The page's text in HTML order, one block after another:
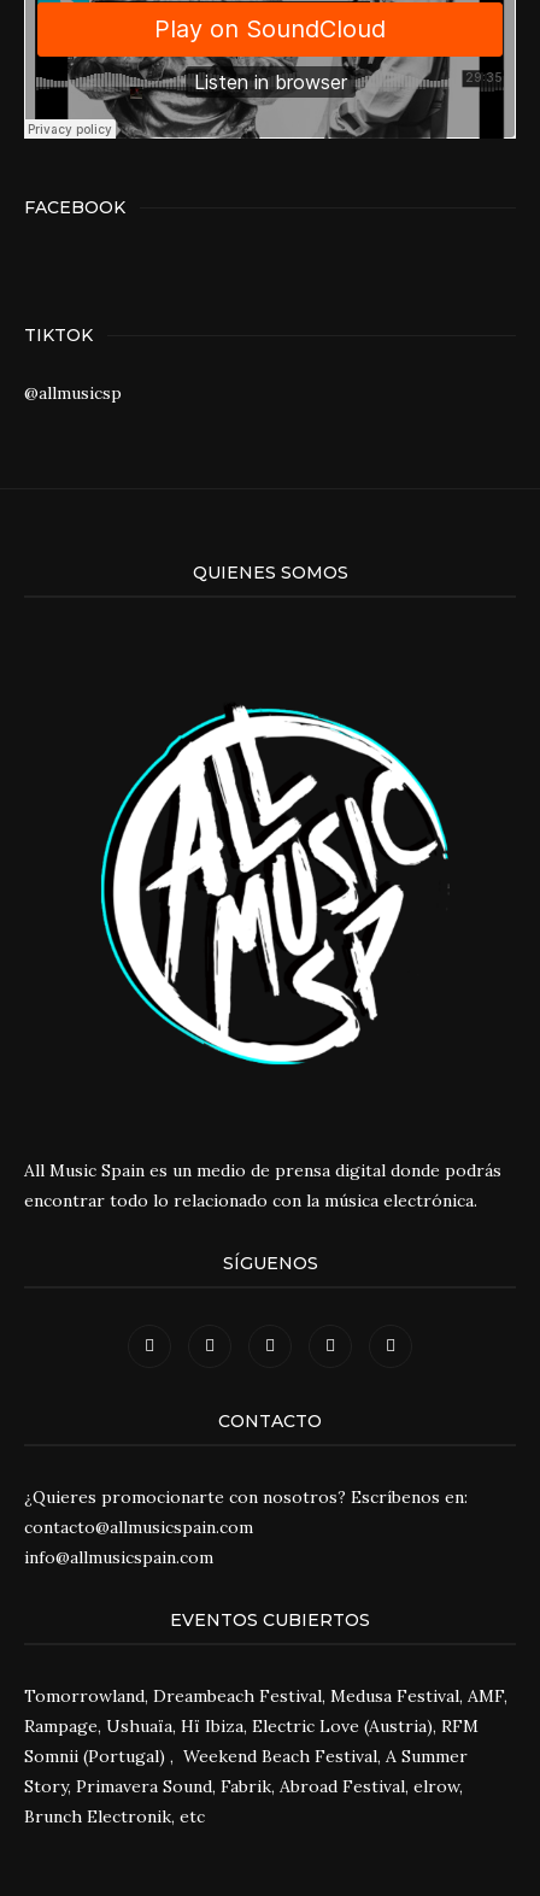
FACEBOOK
TIKTOK
@allmusicsp
QUIENES SOMOS
All Music Spain es un medio de prensa digital donde podrás
encontrar todo lo relacionado con la música electrónica.
SÍGUENOS
CONTACTO
¿Quieres promocionarte con nosotros? Escríbenos en:
contacto@allmusicspain.com
info@allmusicspain.com
EVENTOS CUBIERTOS
Tomorrowland, Dreambeach Festival, Medusa Festival, AMF,
Rampage, Ushuaïa, Hï Ibiza, Electric Love (Austria), RFM
Somnii (Portugal) , Weekend Beach Festival, A Summer
Story, Primavera Sound, Fabrik, Abroad Festival, elrow,
Brunch Electronik, etc